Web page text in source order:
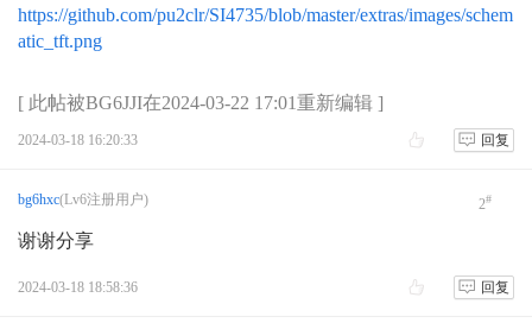
https://github.com/pu2clr/SI4735/blob/master/extras/images/schem
atic_tft.png
[ 此帖被BG6JJI在2024-03-22 17:01重新编辑 ]
2024-03-18 16:20:33 回复
bg6hxc(Lv6注册用户) 2#
谢谢分享
2024-03-18 18:58:36 回复